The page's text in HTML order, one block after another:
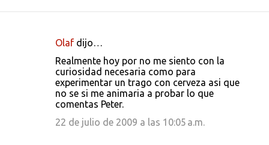
Olaf dijo…
Realmente hoy por no me siento con la
curiosidad necesaria como para
experimentar un trago con cerveza asi que
no se si me animaria a probar lo que
comentas Peter.
22 de julio de 2009 a las 10:05 a.m.